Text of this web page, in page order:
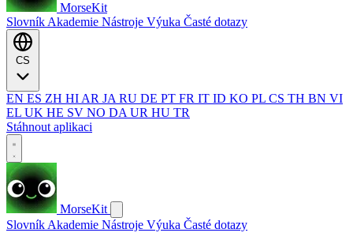
MorseKit
Slovník Akademie Nástroje Výuka Časté dotazy
EN ES ZH HI AR JA RU DE PT FR IT ID KO PL CS TH BN VI
EL UK HE SV NO DA UR HU TR
Stáhnout aplikaci
MorseKit
Slovník Akademie Nástroje Výuka Časté dotazy